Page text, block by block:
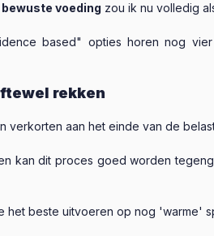
voeding zou ik nu volledig
based" opties horen nog
rekken
verkorten aan het einde van de
kan dit proces goed worden
het beste uitvoeren op nog 'warme'